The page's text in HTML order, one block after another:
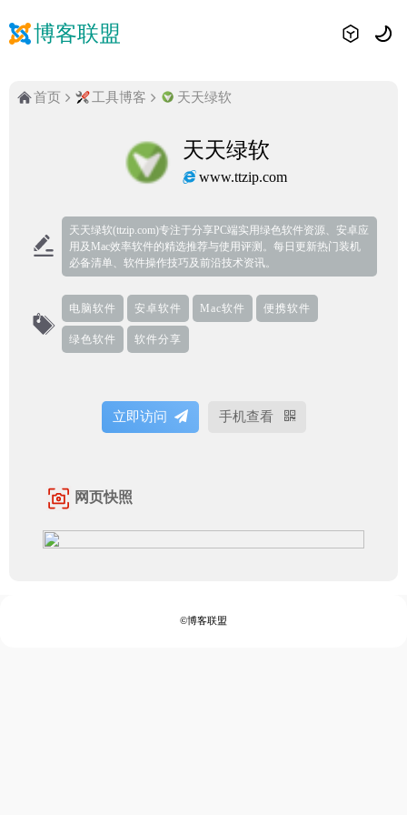
博客联盟
首页 工具博客 天天绿软
天天绿软
www.ttzip.com
天天绿软(ttzip.com)专注于分享PC端实用绿色软件资源、安卓应
用及Mac效率软件的精选推荐与使用评测。每日更新热门装机
必备清单、软件操作技巧及前沿技术资讯。
电脑软件 安卓软件 Mac软件 便携软件
绿色软件 软件分享
立即访问 手机查看
网页快照
©博客联盟